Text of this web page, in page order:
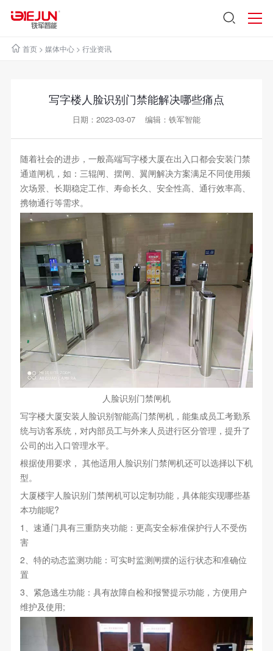
首页> 媒体中心> 行业资讯
写字楼人脸识别门禁能解决哪些痛点
日期：2023-03-07 编辑：铁军智能
随着社会的进步，一般高端写字楼大厦在出入口都会安装门禁
通道闸机，如：三辊闸、摆闸、翼闸解决方案满足不同使用频
次场景、长期稳定工作、寿命长久、安全性高、通行效率高、
携物通行等需求。
人脸识别门禁闸机
写字楼大厦安装人脸识别智能高门禁闸机，能集成员工考勤系
统与访客系统，对内部员工与外来人员进行区分管理，提升了
公司的出入口管理水平。
根据使用要求， 其他适用人脸识别门禁闸机还可以选择以下机
型。
大厦楼宇人脸识别门禁闸机可以定制功能，具体能实现哪些基
本功能呢?
1、速通门具有三重防夹功能：更高安全标准保护行人不受伤
害
2、特的动态监测功能：可实时监测闸摆的运行状态和准确位
置
3、紧急逃生功能：具有故障自检和报警提示功能，方便用户
维护及使用;